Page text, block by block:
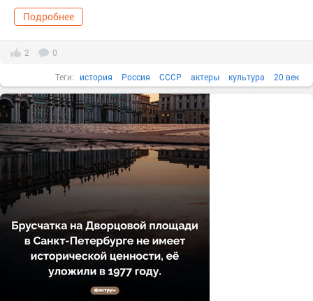
Подробнее
2 0
Теги: история Россия СССР актеры культура 20 век
известные люди мультипликация Факты в картинках